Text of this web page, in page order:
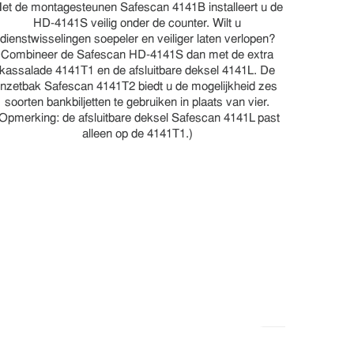
de montagesteunen Safescan 4141B installeert u de
HD-4141S veilig onder de counter. Wilt u
dienstwisselingen soepeler en veiliger laten verlopen?
Combineer de Safescan HD-4141S dan met de extra
kassalade 4141T1 en de afsluitbare deksel 4141L. De
Safescan 4141T2 biedt u de mogelijkheid zes
soorten bankbiljetten te gebruiken in plaats van vier.
de afsluitbare deksel Safescan 4141L past
alleen op de 4141T1.)